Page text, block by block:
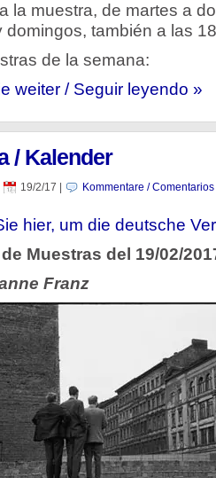
la muestra, de martes a
domingos, también a las
de la semana:
weiter / Seguir leyendo »
/ Kalender
19/2/17 Kommentare / Comentarios
hier, um die deutsche
Muestras del 19/02/
Franz